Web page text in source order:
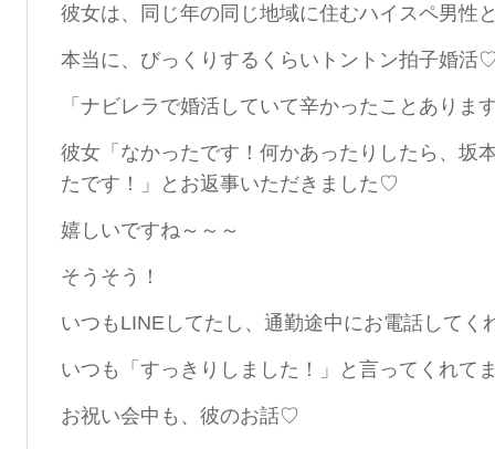
彼女は、同じ年の同じ地域に住むハイスペ男性
本当に、びっくりするくらいトントン拍子婚活
「ナビレラで婚活していて辛かったことありま
彼女「なかったです！何かあったりしたら、坂
たです！」とお返事いただきました♡
嬉しいですね～～～
そうそう！
いつもLINEしてたし、通勤途中にお電話してく
いつも「すっきりしました！」と言ってくれて
お祝い会中も、彼のお話♡